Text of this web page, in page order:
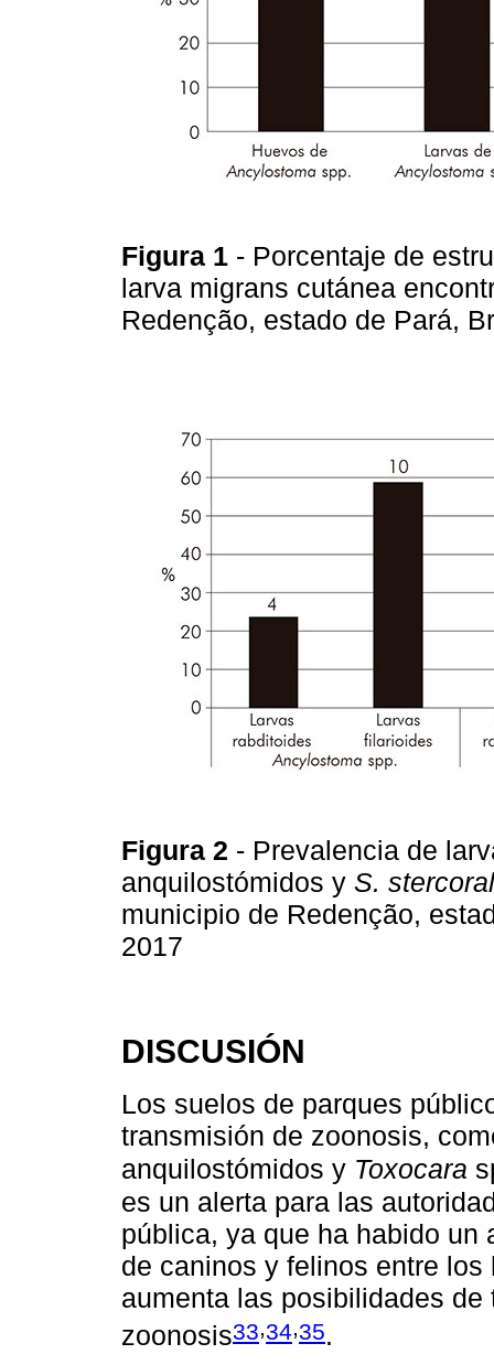
Figura 1 - Porcentaje de
larva migrans cutánea
Redenção, estado de Pará,
Figura 2 - Prevalencia de
anquilostómidos y S.
municipio de Redenção,
2017
DISCUSIÓN
Los suelos de parques
transmisión de zoonosis,
anquilostómidos y Toxocara
es un alerta para las
pública, ya que ha habido
de caninos y felinos entre
aumenta las posibilidades
zoonosis33,34,35.